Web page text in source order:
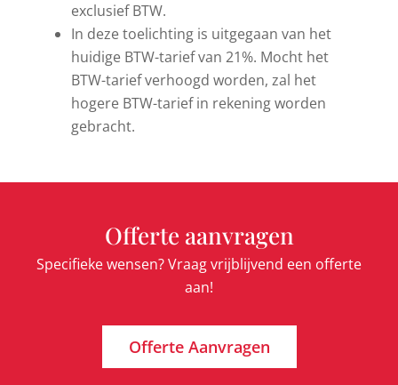
exclusief BTW.
In deze toelichting is uitgegaan van het
huidige BTW-tarief van 21%. Mocht het
BTW-tarief verhoogd worden, zal het
hogere BTW-tarief in rekening worden
gebracht.
Offerte aanvragen
Specifieke wensen? Vraag vrijblijvend een offerte
aan!
Offerte Aanvragen